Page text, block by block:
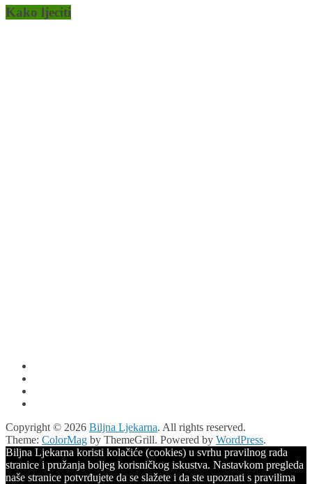
Kako ljeciti
Copyright © 2026 Biljna Ljekarna. All rights reserved.
Theme: ColorMag by ThemeGrill. Powered by WordPress.
Biljna Ljekarna koristi kolačiće (cookies) u svrhu pravilnog rada
stranice i pružanja boljeg korisničkog iskustva. Nastavkom pregleda
naše stranice potvrđujete da se slažete i da ste upoznati s pravilima